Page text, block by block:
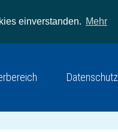
einverstanden. Mehr
Datenschutz